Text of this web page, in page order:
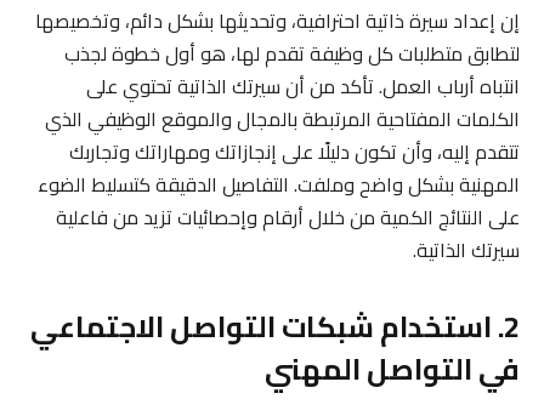
إن إعداد سيرة ذاتية احترافية، وتحديثها بشكل دائم، وتخصيصها
لتطابق متطلبات كل وظيفة تقدم لها، هو أول خطوة لجذب
انتباه أرباب العمل. تأكد من أن سيرتك الذاتية تحتوي على
الكلمات المفتاحية المرتبطة بالمجال والموقع الوظيفي الذي
تتقدم إليه، وأن تكون دليلًا على إنجازاتك ومهاراتك وتجاربك
المهنية بشكل واضح وملفت. التفاصيل الدقيقة كتسليط الضوء
على النتائج الكمية من خلال أرقام وإحصائيات تزيد من فاعلية
سيرتك الذاتية.
2. استخدام شبكات التواصل الاجتماعي
في التواصل المهني